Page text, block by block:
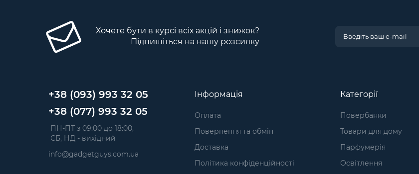
Хочете бути в курсі всіх акцій і знижок?
Підпишіться на нашу розсилку
+38 (093) 993 32 05
+38 (077) 993 32 05
ПН-ПТ з 09:00 до 18:00,
СБ, НД - вихідний
info@gadgetguys.com.ua
Інформація
Оплата
Повернення та обмін
Доставка
Політика конфіденційності
Категорії
Повербанки
Товари для дому
Парфумерія
Освітлення